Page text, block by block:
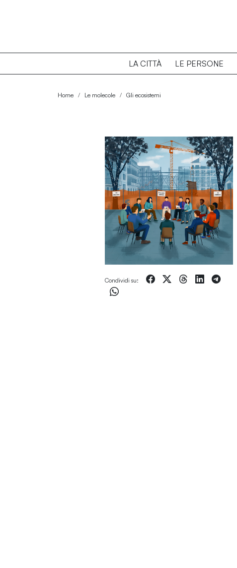
LA CITTÀ LE PERSONE
Home Le molecole Gli ecosistemi
Condividi su: